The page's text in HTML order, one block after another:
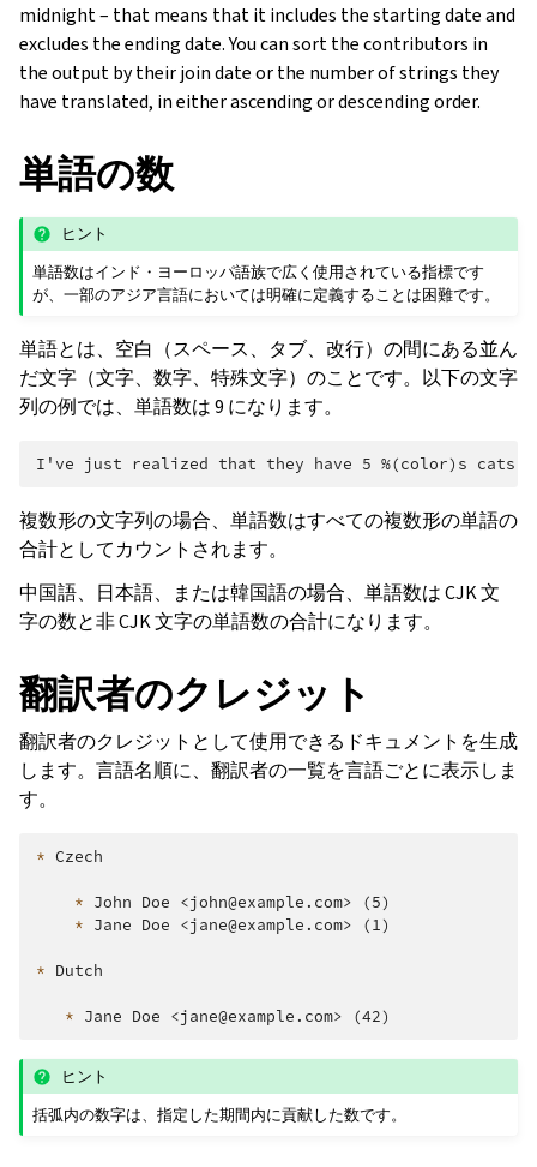
midnight – that means that it includes the starting date and
excludes the ending date. You can sort the contributors in
the output by their join date or the number of strings they
have translated, in either ascending or descending order.
単語の数
ヒント
単語数はインド・ヨーロッパ語族で広く使用されている指標です
が、一部のアジア言語においては明確に定義することは困難です。
単語とは、空白（スペース、タブ、改行）の間にある並ん
だ文字（文字、数字、特殊文字）のことです。以下の文字
列の例では、単語数は 9 になります。
複数形の文字列の場合、単語数はすべての複数形の単語の
合計としてカウントされます。
中国語、日本語、または韓国語の場合、単語数は CJK 文
字の数と非 CJK 文字の単語数の合計になります。
翻訳者のクレジット
翻訳者のクレジットとして使用できるドキュメントを生成
します。言語名順に、翻訳者の一覧を言語ごとに表示しま
す。
* Czech
* John Doe <john@example.com> (5)
* Jane Doe <jane@example.com> (1)
* Dutch
*
ヒント
括弧内の数字は、指定した期間内に貢献した数です。